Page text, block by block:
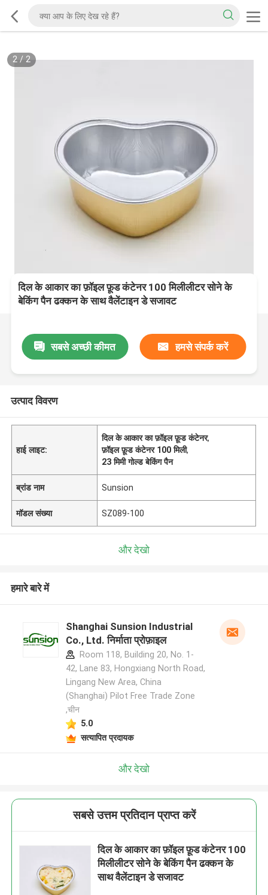
2/ 2
दिल के आकार का फ़ॉइल फ़ूड कंटेनर 100 मिलीलीटर सोने के
बेकिंग पैन ढक्कन के साथ वैलेंटाइन डे सजावट
सबसे अच्छी कीमत हमसे संपर्क करें
उत्पाद विवरण
हाई लाइट:
दिल के आकार का फ़ॉइल फ़ूड कंटेनर,
फ़ॉइल फ़ूड कंटेनर 100 मिली,
23 मिमी गोल्ड बेकिंग पैन
ब्रांड नाम Sunsion
मॉडल संख्या SZ089-100
और देखो
हमारे बारे में
Shanghai Sunsion Industrial
Co., Ltd. निर्माता प्रोफ़ाइल
Room 118, Building 20, No. 1-
42, Lane 83, Hongxiang North Road,
Lingang New Area, China
(Shanghai) Pilot Free Trade Zone
,चीन
5.0
सत्यापित प्रदायक
और देखो
सबसे उत्तम प्रतिदान प्राप्त करें
दिल के आकार का फ़ॉइल फ़ूड कंटेनर 100
मिलीलीटर सोने के बेकिंग पैन ढक्कन के
साथ वैलेंटाइन डे सजावट